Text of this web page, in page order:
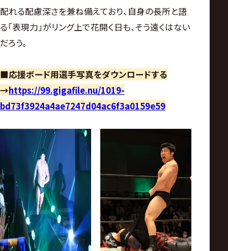
配れる配慮深さを兼ね備えており、自身の長所と語
る「表現力」がリング上で花開く日も、そう遠くはない
だろう。
■応援ボード用選手写真をダウンロードする
→https://99.gigafile.nu/1019-
bd73f3924a4ae7247d04ac6f3a0159e59